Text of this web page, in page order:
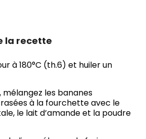
la recette
à 180°C (th.6) et huiler un
mélangez les bananes
à la fourchette avec le
le lait d’amande et la poudre